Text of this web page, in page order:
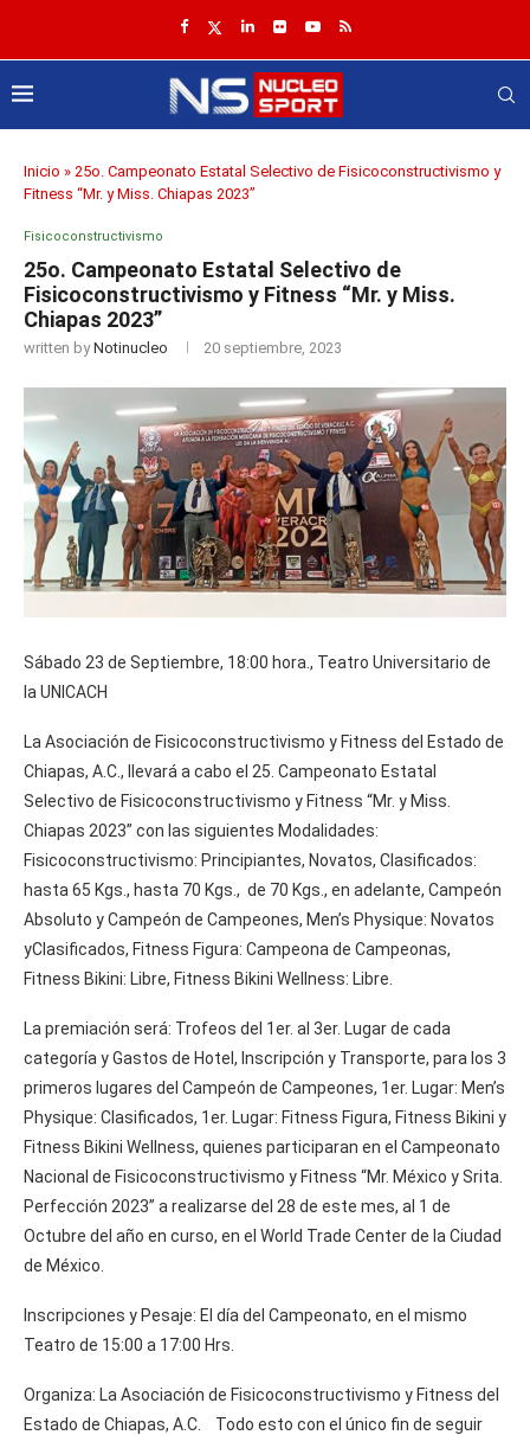
Inicio » 25o. Campeonato Estatal Selectivo de Fisicoconstructivismo y
Fitness “Mr. y Miss. Chiapas 2023”
Fisicoconstructivismo
25o. Campeonato Estatal Selectivo de
Fisicoconstructivismo y Fitness “Mr. y Miss.
Chiapas 2023”
written byNotinucleo 20 septiembre, 2023
Sábado 23 de Septiembre, 18:00 hora., Teatro Universitario de
la UNICACH
La Asociación de Fisicoconstructivismo y Fitness del Estado de
Chiapas, A.C., llevará a cabo el 25. Campeonato Estatal
Selectivo de Fisicoconstructivismo y Fitness “Mr. y Miss.
Chiapas 2023” con las siguientes Modalidades:
Fisicoconstructivismo: Principiantes, Novatos, Clasificados:
hasta 65 Kgs., hasta 70 Kgs., de 70 Kgs., en adelante, Campeón
Absoluto y Campeón de Campeones, Men’s Physique: Novatos
yClasificados, Fitness Figura: Campeona de Campeonas,
Fitness Bikini: Libre, Fitness Bikini Wellness: Libre.
La premiación será: Trofeos del 1er. al 3er. Lugar de cada
categoría y Gastos de Hotel, Inscripción y Transporte, para los 3
primeros lugares del Campeón de Campeones, 1er. Lugar: Men’s
Physique: Clasificados, 1er. Lugar: Fitness Figura, Fitness Bikini y
Fitness Bikini Wellness, quienes participaran en el Campeonato
Nacional de Fisicoconstructivismo y Fitness “Mr. México y Srita.
Perfección 2023” a realizarse del 28 de este mes, al 1 de
Octubre del año en curso, en el World Trade Center de la Ciudad
de México.
Inscripciones y Pesaje: El día del Campeonato, en el mismo
Teatro de 15:00 a 17:00 Hrs.
Organiza: La Asociación de Fisicoconstructivismo y Fitness del
Estado de Chiapas, A.C. Todo esto con el único fin de seguir